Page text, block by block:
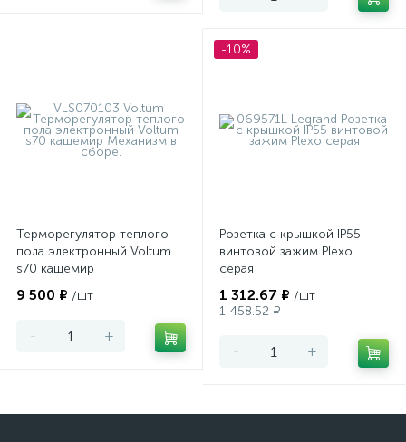
Терморегулятор теплого
пола электронный Voltum
s70 кашемир
9 500 ₽ /шт
- +
-10%
Розетка с крышкой IP55
винтовой зажим Plexo
серая
1 312.67 ₽ /шт
1 458.52 ₽
- +